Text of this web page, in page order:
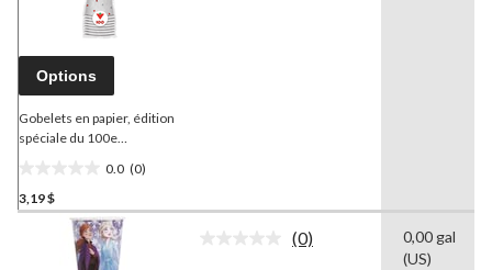
Options
Gobelets en papier, édition
spéciale du 100e
Tire, 9 oz, paq. 8
0.0 (0)
étoile(s)
3,19 $
Aucune
(0)
0,00 gal
(US)